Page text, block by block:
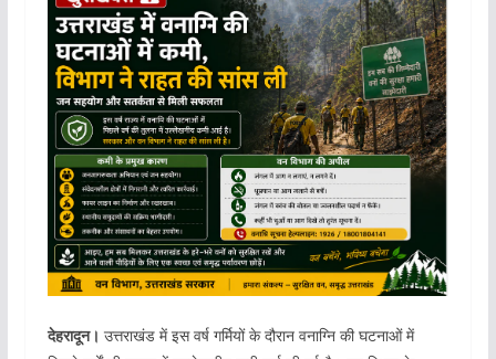
देहरादून। उत्तराखंड में इस वर्ष गर्मियों के दौरान वनाग्नि की घटनाओं में